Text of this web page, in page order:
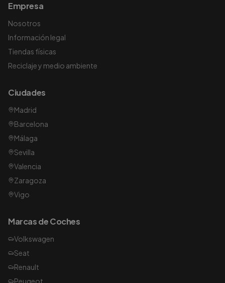
Empresa
Nosotros
Información legal
Tiendas físicas
Reciclaje y medio ambiente
Ciudades
Madrid
Barcelona
Málaga
Sevilla
Valencia
Zaragoza
Vigo
Marcas de Coches
Volkswagen
Seat
Renault
Peugeot